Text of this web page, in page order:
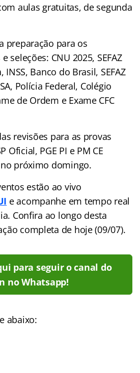
aulas gratuitas, de segunda
preparação para os
seleções: CNU 2025, SEFAZ
INSS, Banco do Brasil, SEFAZ
Polícia Federal, Colégio
de Ordem e Exame CFC
revisões para as provas
Oficial, PGE PI e PM CE
próximo domingo.
estão ao vivo
e acompanhe em tempo real
Confira ao longo desta
completa de hoje (09/07).
para seguir o canal do
no Whatsapp!
abaixo: